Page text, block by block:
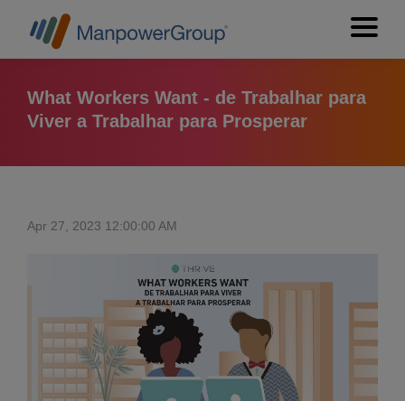
What Workers Want - de Trabalhar para
Viver a Trabalhar para Prosperar
Apr 27, 2023 12:00:00 AM